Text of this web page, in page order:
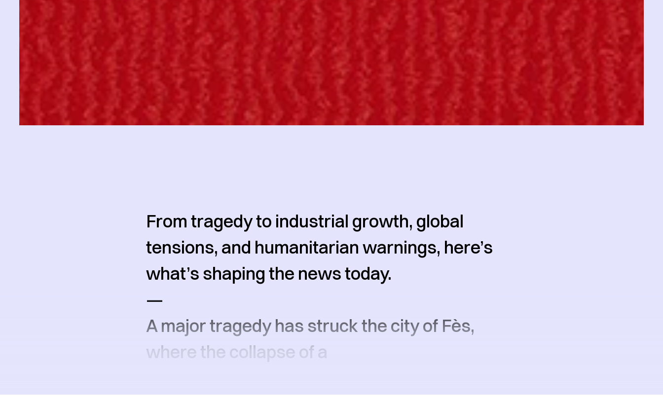
From tragedy to industrial growth, global
tensions, and humanitarian warnings, here’s
what’s shaping the news today.
—
A major tragedy has struck the city of Fès,
where the collapse of a